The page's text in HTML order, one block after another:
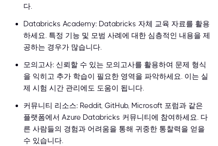
다.
Databricks Academy: Databricks 자체 교육 자료를 활용
하세요. 특정 기능 및 모범 사례에 대한 심층적인 내용을 제
공하는 경우가 많습니다.
모의고사: 신뢰할 수 있는 모의고사를 활용하여 문제 형식
을 익히고 추가 학습이 필요한 영역을 파악하세요. 이는 실
제 시험 시간 관리에도 도움이 됩니다.
커뮤니티 리소스: Reddit, GitHub, Microsoft 포럼과 같은
플랫폼에서 Azure Databricks 커뮤니티에 참여하세요. 다
른 사람들의 경험과 어려움을 통해 귀중한 통찰력을 얻을
수 있습니다.